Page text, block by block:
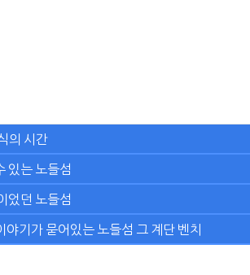
의 시간
있는 노들섬
었던 노들섬
야기가 묻어있는 노들섬 그 계단 벤치